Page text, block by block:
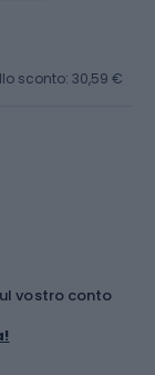
sconto: 30,59 €
vostro conto